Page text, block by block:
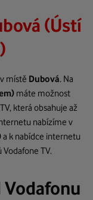
(Ústí
místě Dubová. Na
máte možnost
která obsahuje až
nabízíme v
a k nabídce internetu
TV.